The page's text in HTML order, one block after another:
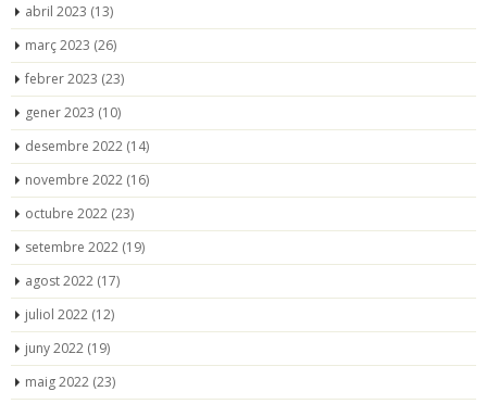
abril 2023 (13)
març 2023 (26)
febrer 2023 (23)
gener 2023 (10)
desembre 2022 (14)
novembre 2022 (16)
octubre 2022 (23)
setembre 2022 (19)
agost 2022 (17)
juliol 2022 (12)
juny 2022 (19)
maig 2022 (23)